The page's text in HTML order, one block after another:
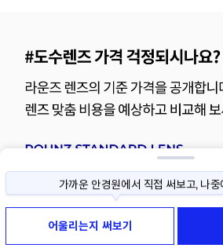
가까운 안경원에서 직접 써보고, 나
사이즈나 색상이 고민된다면, 직접
써보기 예약부터 반품까지 모두
가까운 안경원에서 직접 써보고, 나
어울리는지 써보기